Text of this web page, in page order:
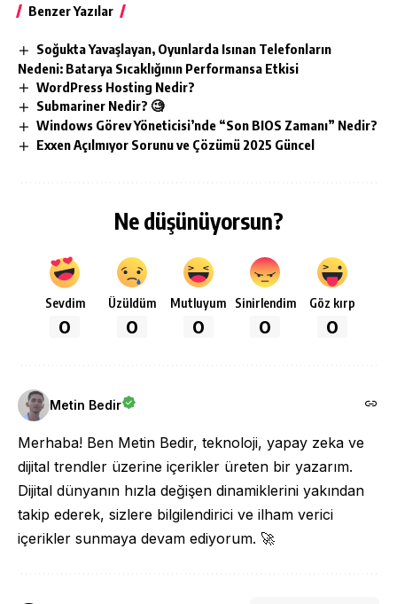
Benzer Yazılar
Soğukta Yavaşlayan, Oyunlarda Isınan Telefonların
Nedeni: Batarya Sıcaklığının Performansa Etkisi
WordPress Hosting Nedir?
Submariner Nedir? 🧐
Windows Görev Yöneticisi’nde “Son BIOS Zamanı” Nedir?
Exxen Açılmıyor Sorunu ve Çözümü 2025 Güncel
Ne düşünüyorsun?
Sevdim
0
Üzüldüm
0
Mutluyum
0
Sinirlendim
0
Göz kırp
0
Metin Bedir
Merhaba! Ben Metin Bedir, teknoloji, yapay zeka ve
dijital trendler üzerine içerikler üreten bir yazarım.
Dijital dünyanın hızla değişen dinamiklerini yakından
takip ederek, sizlere bilgilendirici ve ilham verici
içerikler sunmaya devam ediyorum. 🚀